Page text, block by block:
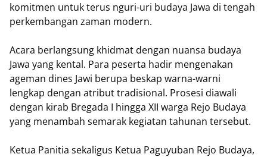
komitmen untuk terus nguri-uri budaya Jawa di tengah
perkembangan zaman modern.
‎Acara berlangsung khidmat dengan nuansa budaya
Jawa yang kental. Para peserta hadir mengenakan
ageman dines Jawi berupa beskap warna-warni
lengkap dengan atribut tradisional. Prosesi diawali
dengan kirab Bregada I hingga XII warga Rejo Budaya
yang menambah semarak kegiatan tahunan tersebut.
‎Ketua Panitia sekaligus Ketua Paguyuban Rejo Budaya,